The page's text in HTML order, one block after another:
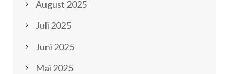
August 2025
Juli 2025
Juni 2025
Mai 2025